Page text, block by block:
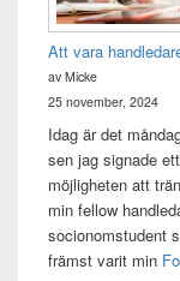
Att vara
av Micke
25 november, 2024
Idag är det
sen jag signade
möjligheten att
min fellow
socionomstudent
främst varit min